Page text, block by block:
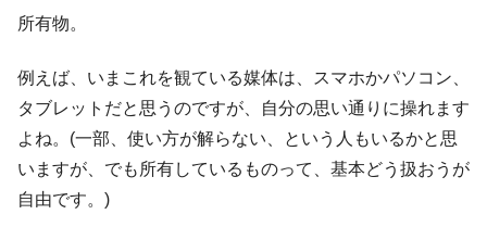
所有物。
例えば、いまこれを観ている媒体は、スマホかパソコン、
タブレットだと思うのですが、自分の思い通りに操れます
よね。(一部、使い方が解らない、という人もいるかと思
いますが、でも所有しているものって、基本どう扱おうが
自由です。)